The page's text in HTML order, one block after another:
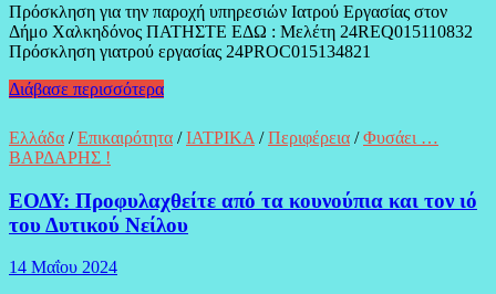
(rapid
test)
Covid-
Πρόσκληση για την παροχή υπηρεσιών Ιατρού Εργασίας στον
Δήμο Χαλκηδόνος ΠΑΤΗΣΤΕ ΕΔΩ : Μελέτη 24REQ015110832
Πρόσκληση γιατρού εργασίας 24PROC015134821
Δ.
:
Πρόσκληση
για
παροχή
υπηρεσιών
Εργασίας
Διάβασε περισσότερα
Ελλάδα /Επικαιρότητα /ΙΑΤΡΙΚΑ /Περιφέρεια /Φυσάει …
ΒΑΡΔΑΡΗΣ !
ΕΟΔΥ: Προφυλαχθείτε από τα κουνούπια και τον ιό
του Δυτικού Νείλου
14 Μαΐου 2024